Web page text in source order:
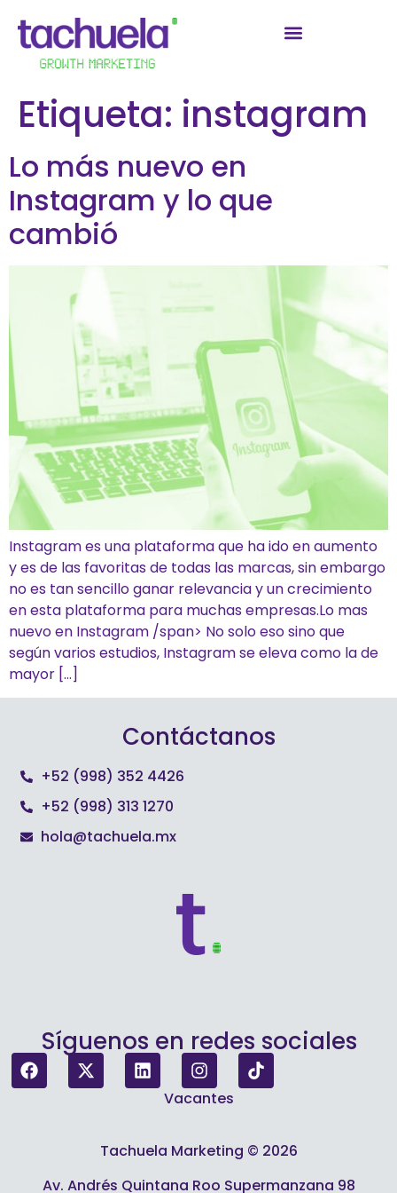
Etiqueta: instagram
Lo más nuevo en
Instagram y lo que
cambió
Instagram es una plataforma que ha ido en aumento
y es de las favoritas de todas las marcas, sin embargo
no es tan sencillo ganar relevancia y un crecimiento
en esta plataforma para muchas empresas.Lo mas
nuevo en Instagram /span> No solo eso sino que
según varios estudios, Instagram se eleva como la de
mayor […]
Contáctanos
+52 (998) 352 4426
+52 (998) 313 1270
hola@tachuela.mx
Síguenos en redes sociales
Vacantes
Tachuela Marketing © 2026
Av. Andrés Quintana Roo Supermanzana 98